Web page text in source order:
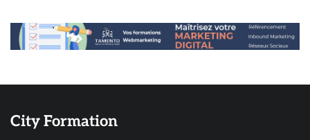
City Formation